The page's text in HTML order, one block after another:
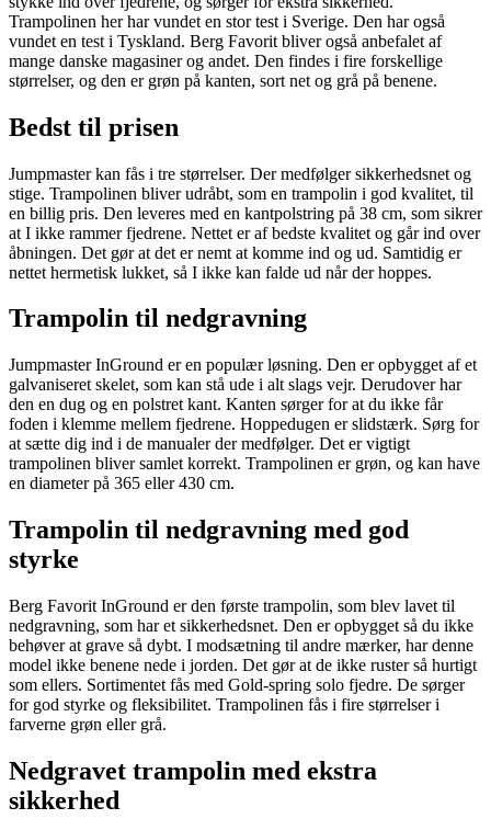
Trampolinen her har vundet en stor test i Sverige. Den har også
vundet en test i Tyskland. Berg Favorit bliver også anbefalet af
mange danske magasiner og andet. Den findes i fire forskellige
størrelser, og den er grøn på kanten, sort net og grå på benene.
Bedst til prisen
Jumpmaster kan fås i tre størrelser. Der medfølger sikkerhedsnet og
stige. Trampolinen bliver udråbt, som en trampolin i god kvalitet, til
en billig pris. Den leveres med en kantpolstring på 38 cm, som sikrer
at I ikke rammer fjedrene. Nettet er af bedste kvalitet og går ind over
åbningen. Det gør at det er nemt at komme ind og ud. Samtidig er
nettet hermetisk lukket, så I ikke kan falde ud når der hoppes.
Trampolin til nedgravning
Jumpmaster InGround er en populær løsning. Den er opbygget af et
galvaniseret skelet, som kan stå ude i alt slags vejr. Derudover har
den en dug og en polstret kant. Kanten sørger for at du ikke får
foden i klemme mellem fjedrene. Hoppedugen er slidstærk. Sørg for
at sætte dig ind i de manualer der medfølger. Det er vigtigt
trampolinen bliver samlet korrekt. Trampolinen er grøn, og kan have
en diameter på 365 eller 430 cm.
Trampolin til nedgravning med god
styrke
Berg Favorit InGround er den første trampolin, som blev lavet til
nedgravning, som har et sikkerhedsnet. Den er opbygget så du ikke
behøver at grave så dybt. I modsætning til andre mærker, har denne
model ikke benene nede i jorden. Det gør at de ikke ruster så hurtigt
som ellers. Sortimentet fås med Gold-spring solo fjedre. De sørger
for god styrke og fleksibilitet. Trampolinen fås i fire størrelser i
farverne grøn eller grå.
Nedgravet trampolin med ekstra
sikkerhed